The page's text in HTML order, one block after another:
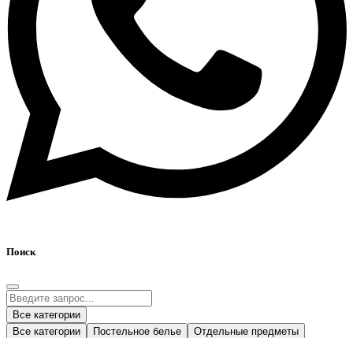
Поиск
Все категории
Все категории
Постельное белье
Отдельные предметы